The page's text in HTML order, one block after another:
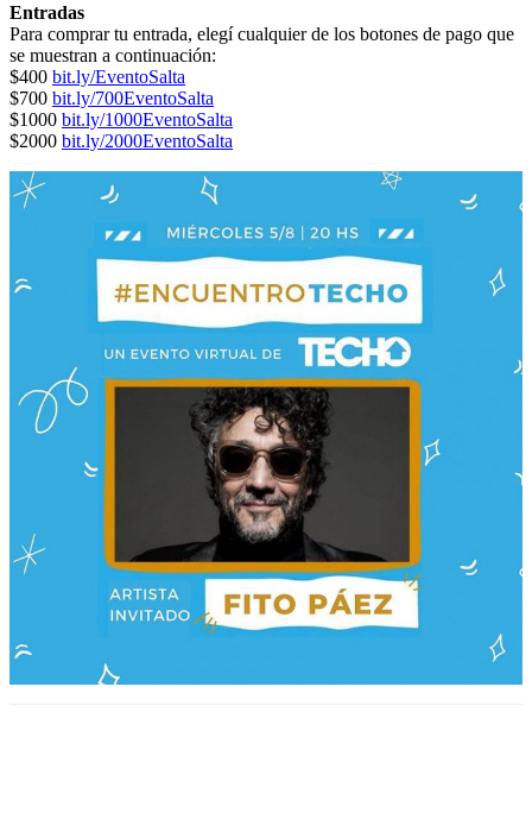
Entradas
Para comprar tu entrada, elegí cualquier de los botones de pago que
se muestran a continuación:
$400 bit.ly/EventoSalta
$700 bit.ly/700EventoSalta
$1000 bit.ly/1000EventoSalta
$2000 bit.ly/2000EventoSalta